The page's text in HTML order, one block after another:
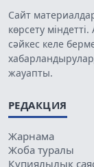
Сайт
көрсету
сәйкес келе
жауапты.
РЕДАКЦИЯ
Жарнама
Жоба туралы
Құпиялылық